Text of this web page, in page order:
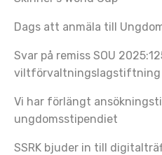
Dags att anmäla till
Svar på remiss SOU
viltförvaltningslagstiftning
Vi har förlängt
ungdomsstipendiet
SSRK bjuder in till